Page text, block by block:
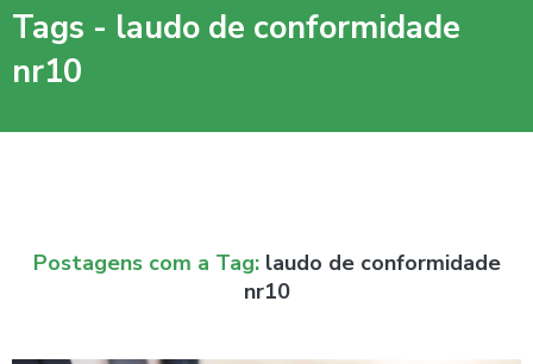
Tags - laudo de conformidade
nr10
Postagens com a Tag: laudo de conformidade
nr10